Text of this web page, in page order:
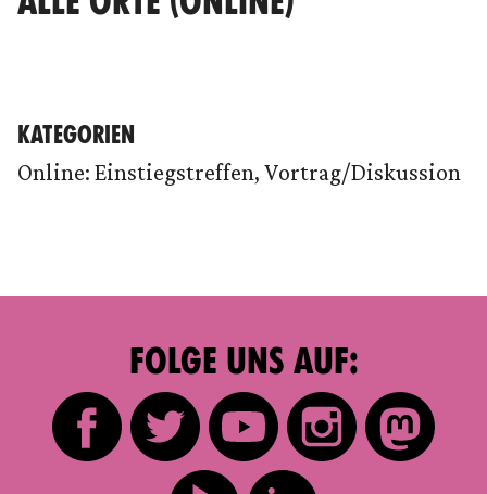
KATEGORIEN
Online: Einstiegstreffen, Vortrag/Diskussion
FOLGE UNS AUF: